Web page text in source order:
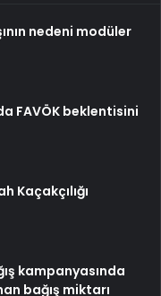
nedeni modüler
FAVÖK beklentisini
Kaçakçılığı
kampanyasında
bağış miktarı